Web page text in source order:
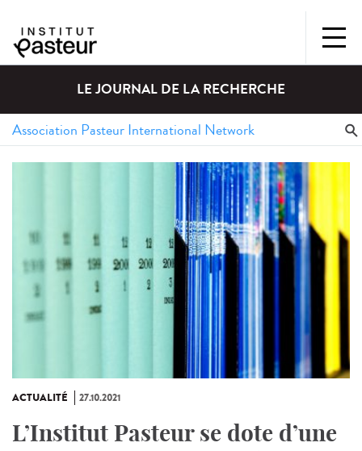
LE JOURNAL DE LA RECHERCHE
ACTUALITÉ 27.10.2021
L’Institut Pasteur se dote d’une